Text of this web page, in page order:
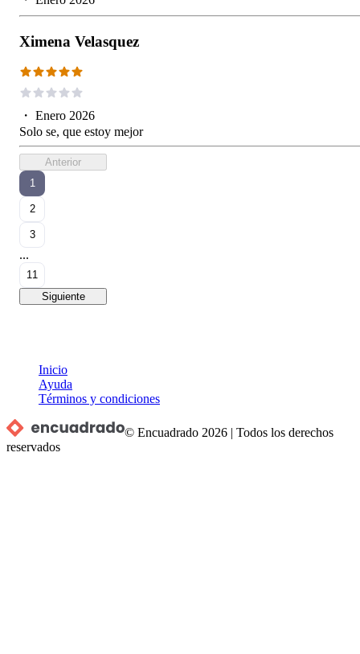
Ximena Velasquez
・ Enero 2026
Solo se, que estoy mejor
Anterior
1
2
3
...
11
Siguiente
Inicio
Ayuda
Términos y condiciones
© Encuadrado 2026 |Todos los derechos
reservados